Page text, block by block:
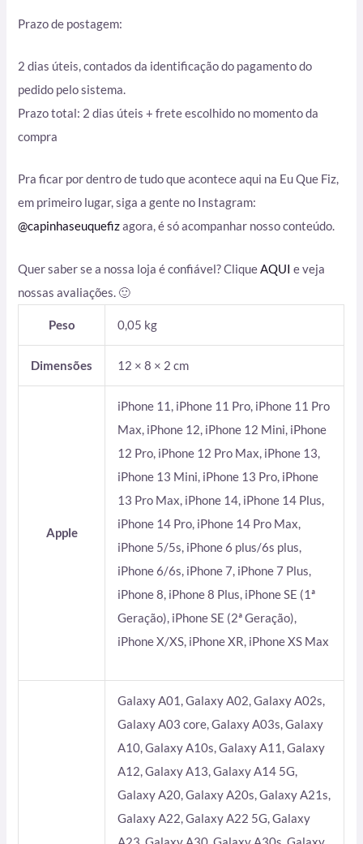
Prazo de postagem:
2 dias úteis, contados da identificação do pagamento do
pedido pelo sistema.
Prazo total: 2 dias úteis + frete escolhido no momento da
compra
Pra ficar por dentro de tudo que acontece aqui na Eu Que Fiz,
em primeiro lugar, siga a gente no Instagram:
@capinhaseuquefizagora, é só acompanhar nosso conteúdo.
Quer saber se a nossa loja é confiável? CliqueAQUI e veja
nossas avaliações. 🙂
Peso 0,05 kg
Dimensões 12 × 8 × 2 cm
Apple
iPhone 11, iPhone 11 Pro, iPhone 11 Pro
Max, iPhone 12, iPhone 12 Mini, iPhone
12 Pro, iPhone 12 Pro Max, iPhone 13,
iPhone 13 Mini, iPhone 13 Pro, iPhone
13 Pro Max, iPhone 14, iPhone 14 Plus,
iPhone 14 Pro, iPhone 14 Pro Max,
iPhone 5/5s, iPhone 6 plus/6s plus,
iPhone 6/6s, iPhone 7, iPhone 7 Plus,
iPhone 8, iPhone 8 Plus, iPhone SE (1ª
Geração), iPhone SE (2ª Geração),
iPhone X/XS, iPhone XR, iPhone XS Max
Galaxy A01, Galaxy A02, Galaxy A02s,
Galaxy A03 core, Galaxy A03s, Galaxy
A10, Galaxy A10s, Galaxy A11, Galaxy
A12, Galaxy A13, Galaxy A14 5G,
Galaxy A20, Galaxy A20s, Galaxy A21s,
Galaxy A22, Galaxy A22 5G, Galaxy